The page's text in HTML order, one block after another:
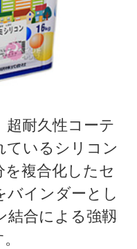
耐久性コーテ
ているシリコン
複合化したセ
バインダーとし
結合による強靱